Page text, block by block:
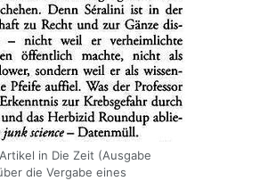
in Die Zeit (Ausgabe
die Vergabe eines